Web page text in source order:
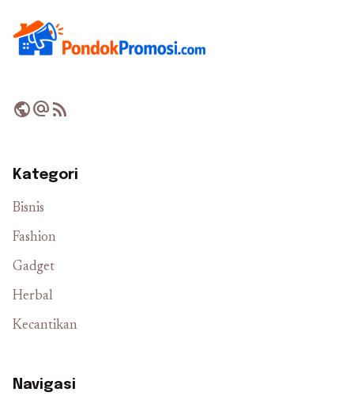
publicalternate_emailrss_feed
Kategori
Bisnis
Fashion
Gadget
Herbal
Kecantikan
Navigasi